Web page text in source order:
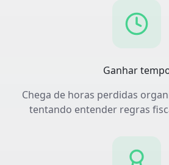
Ganhar
Chega de horas perdidas
tentando entender regras